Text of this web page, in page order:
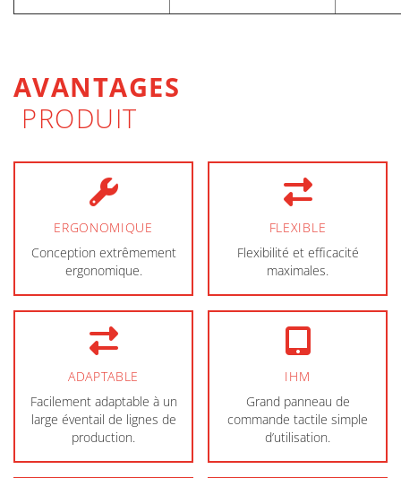
AVANTAGES
PRODUIT
ERGONOMIQUE
Conception extrêmement
ergonomique.
FLEXIBLE
Flexibilité et efficacité
maximales.
ADAPTABLE
Facilement adaptable à un
large éventail de lignes de
production.
IHM
Grand panneau de
commande tactile simple
d’utilisation.